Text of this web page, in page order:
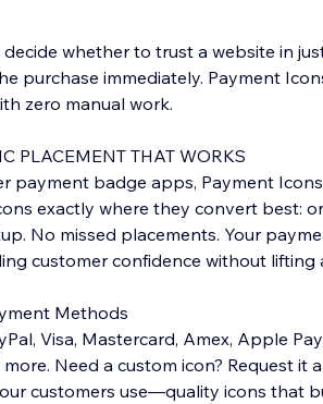
decide whether to trust a website in
purchase immediately. Payment
zero manual work.
PLACEMENT THAT WORKS
payment badge apps, Payment
exactly where they convert best:
No missed placements. Your
customer confidence without lifting
Methods
Visa, Mastercard, Amex, Apple
Need a custom icon? Request
customers use—quality icons that